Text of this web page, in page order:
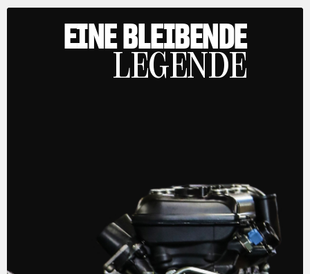
EINE BLEIBENDE
LEGENDE